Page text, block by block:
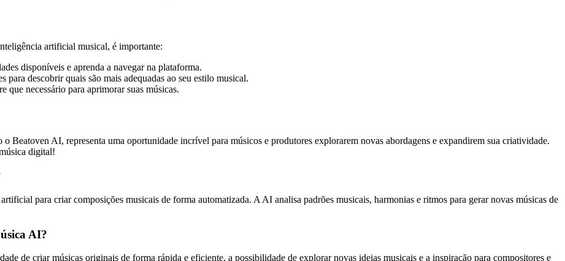
artificial musical, é importante:
disponíveis e aprenda a navegar na plataforma.
para descobrir quais são mais adequadas ao seu estilo musical.
que necessário para aprimorar suas músicas.
Beatoven AI, representa uma oportunidade incrível para músicos e produtores explorarem novas abordagens e expandirem sua criatividade.
digital!
para criar composições musicais de forma automatizada. A AI analisa padrões musicais, harmonias e ritmos para gerar novas músicas de
AI?
de criar músicas originais de forma rápida e eficiente, a possibilidade de explorar novas ideias musicais e a inspiração para compositores e